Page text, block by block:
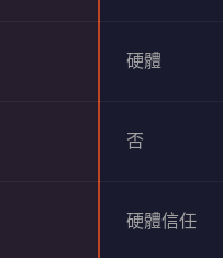
硬體
否
硬體信任